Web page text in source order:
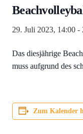
29. Juli 2023, 14:00 -
Das diesjährige
muss aufgrund des
Zum Kalender